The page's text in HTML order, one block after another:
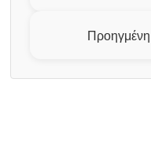
Προηγμένη